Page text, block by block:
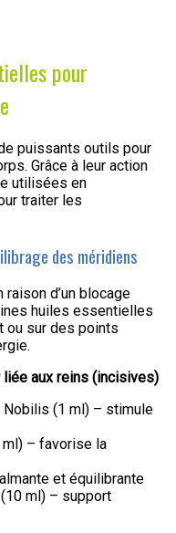
pour
puissants outils pour
Grâce à leur action
utilisées en
traiter les
des méridiens
raison d’un blocage
huiles essentielles
ou sur des points
liée aux reins (incisives)
Nobilis (1 ml) – stimule
ml) – favorise la
et équilibrante
ml) – support